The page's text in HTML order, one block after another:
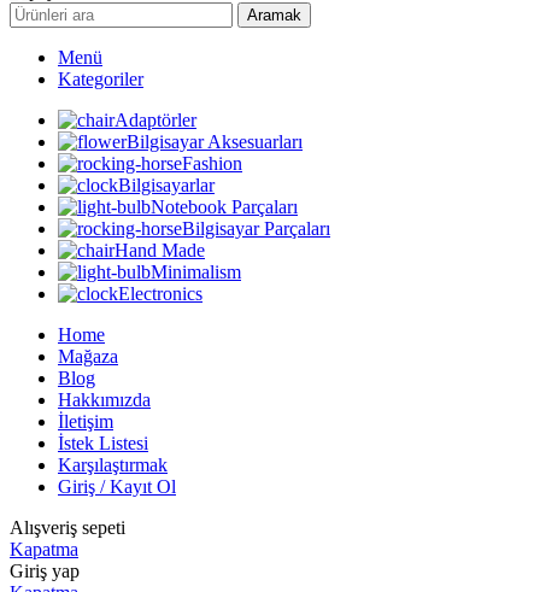
Aramak
Menü
Kategoriler
Adaptörler
Bilgisayar Aksesuarları
Fashion
Bilgisayarlar
Notebook Parçaları
Bilgisayar Parçaları
Hand Made
Minimalism
Electronics
Home
Mağaza
Blog
Hakkımızda
İletişim
İstek Listesi
Karşılaştırmak
Giriş / Kayıt Ol
Alışveriş sepeti
Kapatma
Giriş yap